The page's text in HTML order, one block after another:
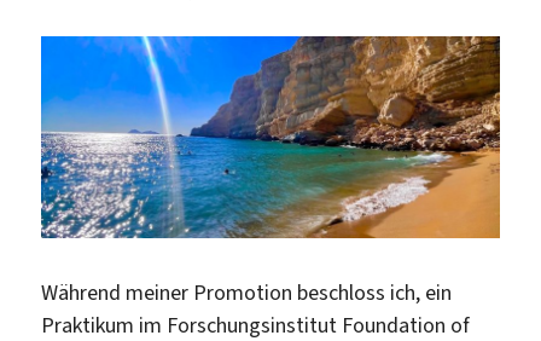
Athen
Während meiner Promotion beschloss ich, ein
Praktikum im Forschungsinstitut Foundation of